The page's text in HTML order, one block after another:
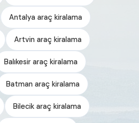
Antalya araç kiralama
Artvin araç kiralama
Balıkesir araç kiralama
Batman araç kiralama
Bilecik araç kiralama